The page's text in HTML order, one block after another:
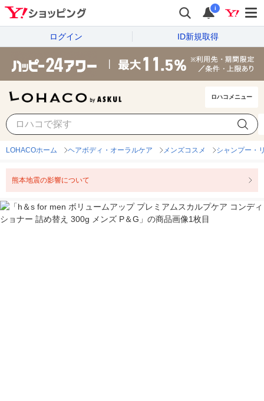
i
ログイン ID新規取得
ロハコメニュー
LOHACOホーム ヘアボディ・オーラルケア メンズコスメ シャンプー・
熊本地震の影響について